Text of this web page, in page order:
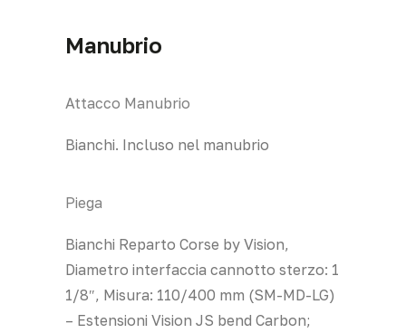
Manubrio
Attacco Manubrio
Bianchi. Incluso nel manubrio
Piega
Bianchi Reparto Corse by Vision,
Diametro interfaccia cannotto sterzo: 1
1/8″, Misura: 110/400 mm (SM-MD-LG)
– Estensioni Vision JS bend Carbon;